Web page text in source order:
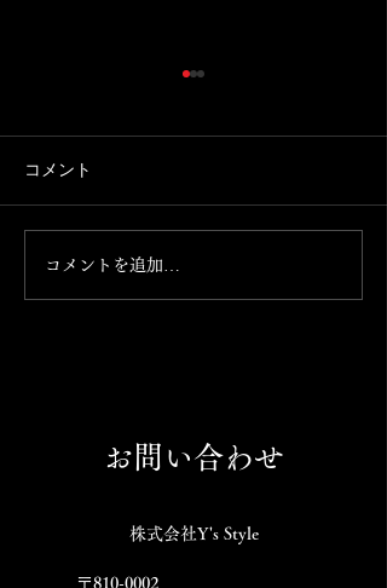
コロナに負けるな！
コメント
コメントを追加…
お問い合わせ
株式会社Y's Style
〒810-0002